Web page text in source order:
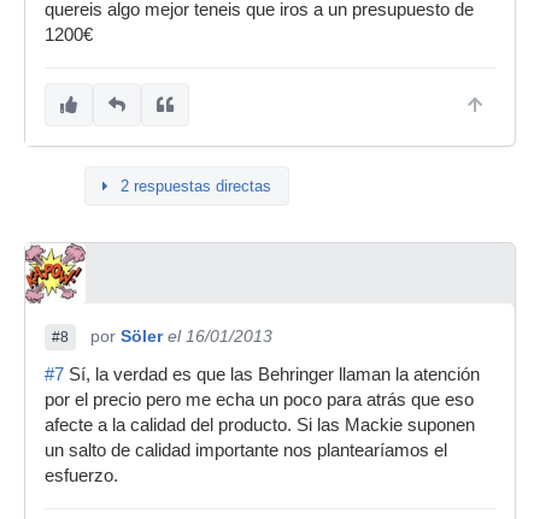
quereis algo mejor teneis que iros a un presupuesto de
1200€
2 respuestas directas
#8 por Söler el 16/01/2013
#7 Sí, la verdad es que las Behringer llaman la atención
por el precio pero me echa un poco para atrás que eso
afecte a la calidad del producto. Si las Mackie suponen
un salto de calidad importante nos plantearíamos el
esfuerzo.